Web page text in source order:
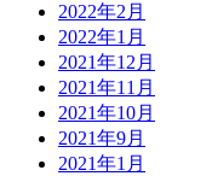
2022年2月
2022年1月
2021年12月
2021年11月
2021年10月
2021年9月
2021年1月